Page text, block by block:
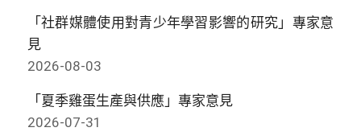
「社群媒體使用對青少年學習影響的研究」專家意
見
2026-08-03
「夏季雞蛋生產與供應」專家意見
2026-07-31